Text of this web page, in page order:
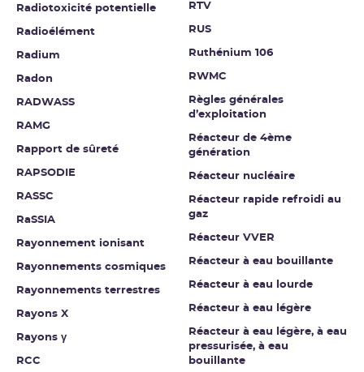
Radiotoxicité potentielle
Radioélément
Radium
Radon
RADWASS
RAMG
Rapport de sûreté
RAPSODIE
RASSC
RaSSIA
Rayonnement ionisant
Rayonnements cosmiques
Rayonnements terrestres
Rayons X
Rayons γ
RCC
RTV
RUS
Ruthénium 106
RWMC
Règles générales
d’exploitation
Réacteur de 4ème
génération
Réacteur nucléaire
Réacteur rapide refroidi au
gaz
Réacteur VVER
Réacteur à eau bouillante
Réacteur à eau lourde
Réacteur à eau légère
Réacteur à eau légère, à eau
pressurisée, à eau
bouillante